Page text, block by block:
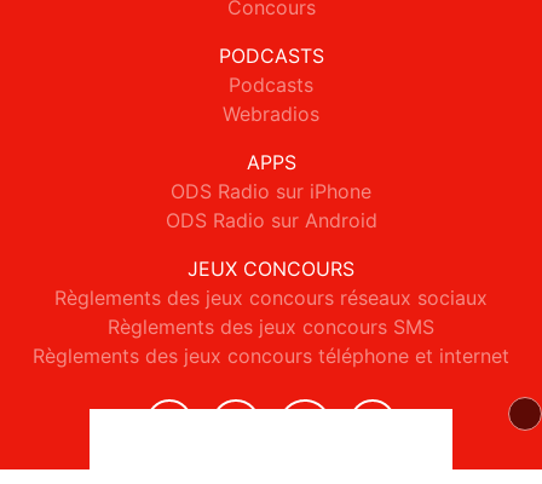
Concours
PODCASTS
Podcasts
Webradios
APPS
ODS Radio sur iPhone
ODS Radio sur Android
JEUX CONCOURS
Règlements des jeux concours réseaux sociaux
Règlements des jeux concours SMS
Règlements des jeux concours téléphone et internet